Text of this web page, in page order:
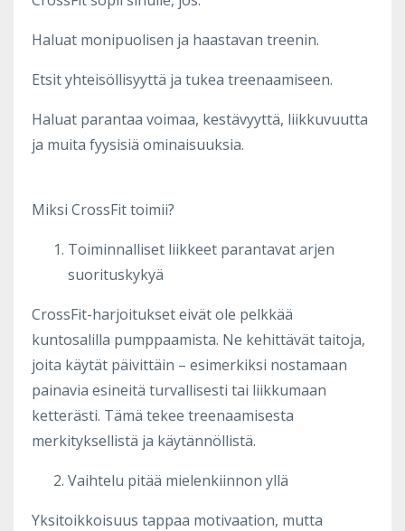
Haluat monipuolisen ja haastavan treenin.
Etsit yhteisöllisyyttä ja tukea treenaamiseen.
Haluat parantaa voimaa, kestävyyttä, liikkuvuutta
ja muita fyysisiä ominaisuuksia.
Miksi CrossFit toimii?
Toiminnalliset liikkeet parantavat arjen
suorituskykyä
CrossFit-harjoitukset eivät ole pelkkää
kuntosalilla pumppaamista. Ne kehittävät taitoja,
joita käytät päivittäin – esimerkiksi nostamaan
painavia esineitä turvallisesti tai liikkumaan
ketterästi. Tämä tekee treenaamisesta
merkityksellistä ja käytännöllistä.
Vaihtelu pitää mielenkiinnon yllä
Yksitoikkoisuus tappaa motivaation, mutta